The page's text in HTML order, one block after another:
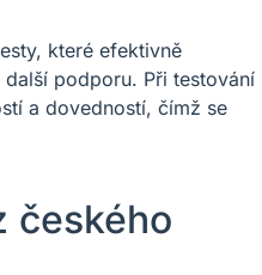
které efektivně
podporu. Při testování
a dovedností, čímž se
českého